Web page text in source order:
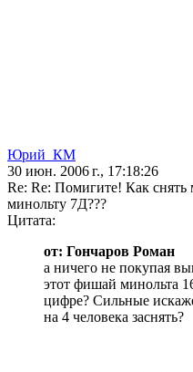
Юрий_КМ
30 июн. 2006 г., 17:18:26
Re: Re: Помигите! Как снять
минольту 7Д???
Цитата:
от: Гончаров Роман
а ничего не покупая
этот фишай минольта
цифре? Сильные
на 4 человека заснять?